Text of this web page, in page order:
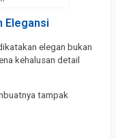
Elegansi
elegan bukan
kehalusan detail
tampak